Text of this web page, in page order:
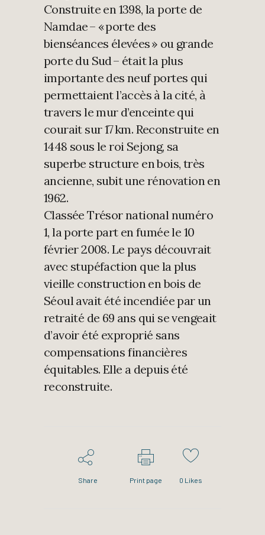
Construite en 1398, la porte de
Namdae – « porte des
bienséances élevées » ou grande
porte du Sud – était la plus
importante des neuf portes qui
permettaient l’accès à la cité, à
travers le mur d’enceinte qui
courait sur 17 km. Reconstruite en
1448 sous le roi Sejong, sa
superbe structure en bois, très
ancienne, subit une rénovation en
1962.
Classée Trésor national numéro
1, la porte part en fumée le 10
février 2008. Le pays découvrait
avec stupéfaction que la plus
vieille construction en bois de
Séoul avait été incendiée par un
retraité de 69 ans qui se vengeait
d’avoir été exproprié sans
compensations financières
équitables. Elle a depuis été
reconstruite.
Share Print page 0 Likes